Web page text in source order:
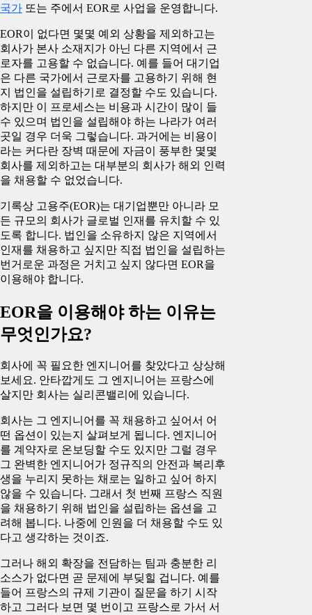
국가 또는 주에서 EOR로 사업을 운영합니다.
EOR이 없다면 몇몇 예외 상황을 제외하고는
회사가 본사 소재지가 아닌 다른 지역에서 근
로자를 고용할 수 없습니다. 예를 들어 대기업
은 다른 국가에서 근로자를 고용하기 위해 현
지 법인을 설립하기로 결정할 수도 있습니다.
하지만 이 프로세스는 비용과 시간이 많이 들
수 있으며 법인을 설립해야 하는 나라가 여러
곳일 경우 더욱 그렇습니다. 과거에는 비용이
라는 커다란 장벽 때문에 자금이 풍부한 몇몇
회사를 제외하고는 대부분의 회사가 해외 인력
을 채용할 수 없었습니다.
기록상 고용주(EOR)는 대기업뿐만 아니라 모
든 규모의 회사가 글로벌 인재를 유치할 수 있
도록 합니다. 법인을 소유하지 않은 지역에서
인재를 채용하고 싶지만 직접 법인을 설립하는
번거로운 과정은 거치고 싶지 않다면 EOR을
이용해야 합니다.
EOR을 이용해야 하는 이유는
무엇인가요?
회사에 꼭 필요한 엔지니어를 찾았다고 상상해
보세요. 안타깝게도 그 엔지니어는 프랑스에
살지만 회사는 실리콘밸리에 있습니다.
회사는 그 엔지니어를 꼭 채용하고 싶어서 어
떤 옵션이 있는지 살펴보게 됩니다. 엔지니어
를 계약자로 온보딩할 수도 있지만 그럴 경우
그 완벽한 엔지니어가 정규직의 안전과 복리후
생을 누리지 못하는 채로는 일하고 싶어 하지
않을 수 있습니다. 그래서 첫 번째 프랑스 직원
을 채용하기 위해 법인을 설립하는 옵션을 고
려해 봅니다. 나중에 인원을 더 채용할 수도 있
다고 생각하는 것이죠.
그러나 해외 확장을 전담하는 팀과 충분한 리
소스가 없다면 곧 문제에 부딪힐 겁니다. 예를
들어 프랑스의 규제 기관이 질문을 하기 시작
하고 그러다 보면 몇 번이고 프랑스로 가서 서